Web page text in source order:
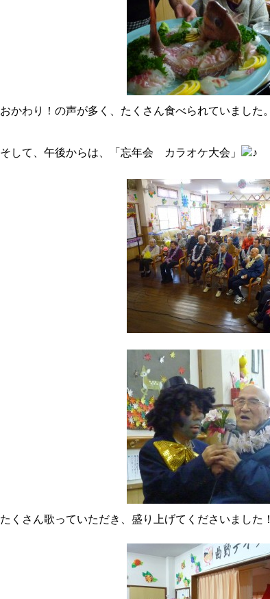
おかわり！の声が多く、たくさん食べられていました。
そして、午後からは、「忘年会 カラオケ大会」
たくさん歌っていただき、盛り上げてくださいました！